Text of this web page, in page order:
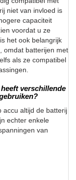
niet van invloed is
capaciteit
voordat u ze
het ook belangrijk
omdat batterijen met
als ze compatibel
verschillende
accu altijd de batterij
echter enkele
van